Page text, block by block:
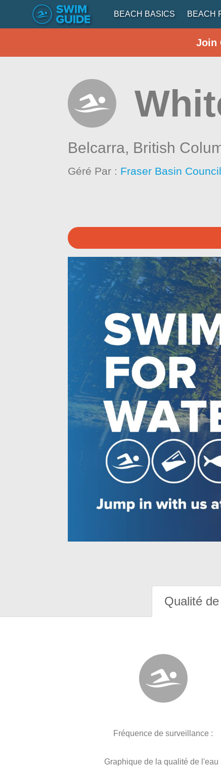
BEACH BASICS BEACH
Join
Belcarra, British
Géré Par : Fraser Basin
Qualité
Fréquence de surveillance :
Graphique de la qualité de l'eau